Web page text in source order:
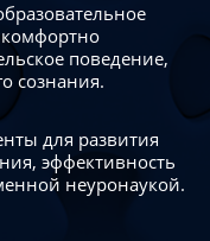
поведение,
сознания.
для развития
эффективность
неуронаукой.